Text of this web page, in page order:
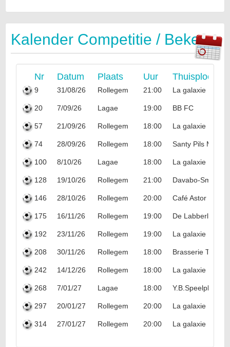
Kalender Competitie / Beker
Nr Datum Plaats Uur Thuisploeg
9 31/08/26 Rollegem 21:00 La galaxie
20 7/09/26 Lagae 19:00 BB FC
57 21/09/26 Rollegem 18:00 La galaxie
74 28/09/26 Rollegem 18:00 Santy Pils Marke
100 8/10/26 Lagae 18:00 La galaxie
128 19/10/26 Rollegem 21:00 Davabo-Smooth
146 28/10/26 Rollegem 20:00 Café Astor
175 16/11/26 Rollegem 19:00 De Labberleute
192 23/11/26 Rollegem 19:00 La galaxie
208 30/11/26 Rollegem 18:00 Brasserie
242 14/12/26 Rollegem 18:00 La galaxie
268 7/01/27 Lagae 18:00 Y.B.Speelplaneet
297 20/01/27 Rollegem 20:00 La galaxie
314 27/01/27 Rollegem 20:00 La galaxie